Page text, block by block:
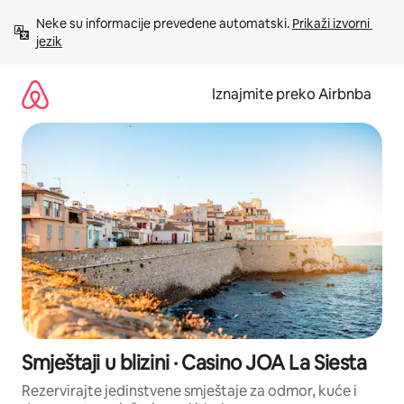
sadržaj
Neke su informacije prevedene automatski. Prikaži izvorni
jezik
Iznajmite preko Airbnba
Smještaji u blizini · Casino JOA La Siesta
Rezervirajte jedinstvene smještaje za odmor, kuće i